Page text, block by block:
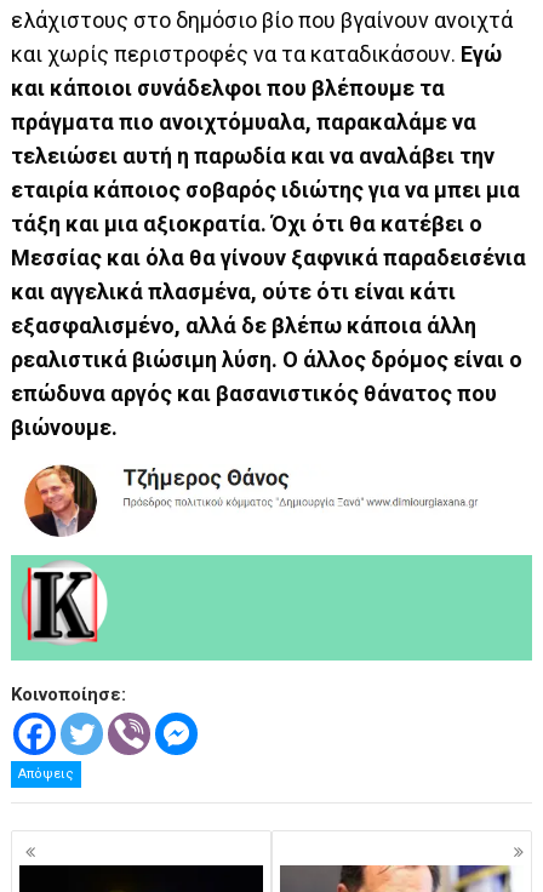
ελάχιστους στο δημόσιο βίο που βγαίνουν ανοιχτά
και χωρίς περιστροφές να τα καταδικάσουν. Εγώ
και κάποιοι συνάδελφοι που βλέπουμε τα
πράγματα πιο ανοιχτόμυαλα, παρακαλάμε να
τελειώσει αυτή η παρωδία και να αναλάβει την
εταιρία κάποιος σοβαρός ιδιώτης για να μπει μια
τάξη και μια αξιοκρατία. Όχι ότι θα κατέβει ο
Μεσσίας και όλα θα γίνουν ξαφνικά παραδεισένια
και αγγελικά πλασμένα, ούτε ότι είναι κάτι
εξασφαλισμένο, αλλά δε βλέπω κάποια άλλη
ρεαλιστικά βιώσιμη λύση. O άλλος δρόμος είναι ο
επώδυνα αργός και βασανιστικός θάνατος που
βιώνουμε.
Κοινοποίησε:
Απόψεις
Πλοήγηση
άρθρων